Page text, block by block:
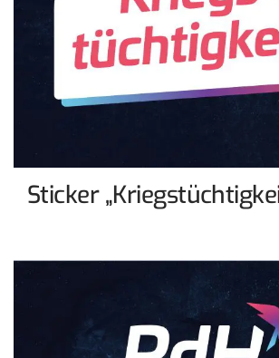
Sticker